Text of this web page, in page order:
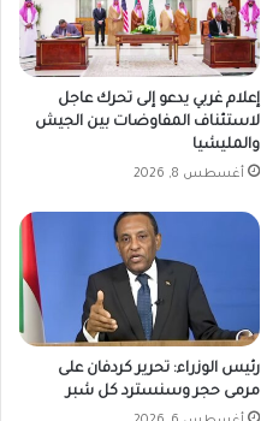
إعلام غربي يدعو إلى تحرك عاجل
لاستئناف المفاوضات بين الجيش
والمليشيا
أغسطس 8, 2026
رئيس الوزراء: تحرير كردفان على
مرمى حجر وسنسترد كل شبر